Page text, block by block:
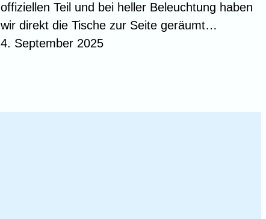
offiziellen Teil und bei heller Beleuchtung haben
wir direkt die Tische zur Seite geräumt…
4. September 2025